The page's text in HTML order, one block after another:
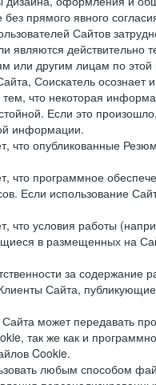
прямого явного
Сайтов
являются
или другим лицам по этой
Соискатель осознает
что некоторая
Если это
информации.
что опубликованные
что программное
Если использование
что условия работы
в размещенных на
за
Сайта,
может передавать
так же как и
Cookie.
любым способом